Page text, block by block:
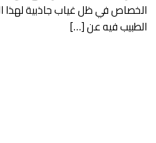
التخصص الذي لا يتجاوز